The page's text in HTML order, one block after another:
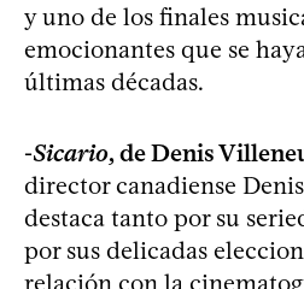
y uno de los finales
emocionantes que se
últimas décadas.
-Sicario, de Denis
director canadiense
destaca tanto por su
por sus delicadas
relación con la